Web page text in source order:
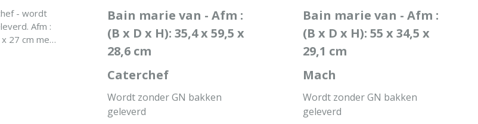
- wordt
Afm :
27 cm merk
Bain marie van - Afm :
(B x D x H): 35,4 x 59,5 x
28,6 cm
Caterchef
Wordt zonder GN bakken
geleverd
Bain marie van - Afm :
(B x D x H): 55 x 34,5 x
29,1 cm
Mach
Wordt zonder GN bakken
geleverd